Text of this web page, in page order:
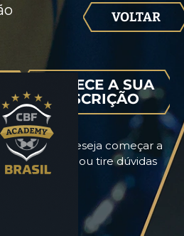
COMECE A SUA
INSCRIÇÃO
e deseja começar a
botão abaixo ou tire dúvidas
VOLTAR